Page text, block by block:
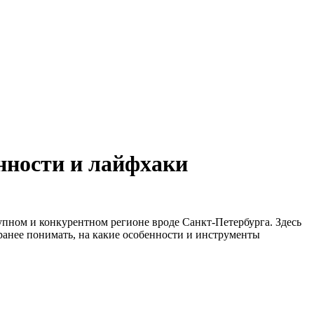
и лайфхаки
и конкурентном регионе вроде Санкт-Петербурга. Здесь
понимать, на какие особенности и инструменты